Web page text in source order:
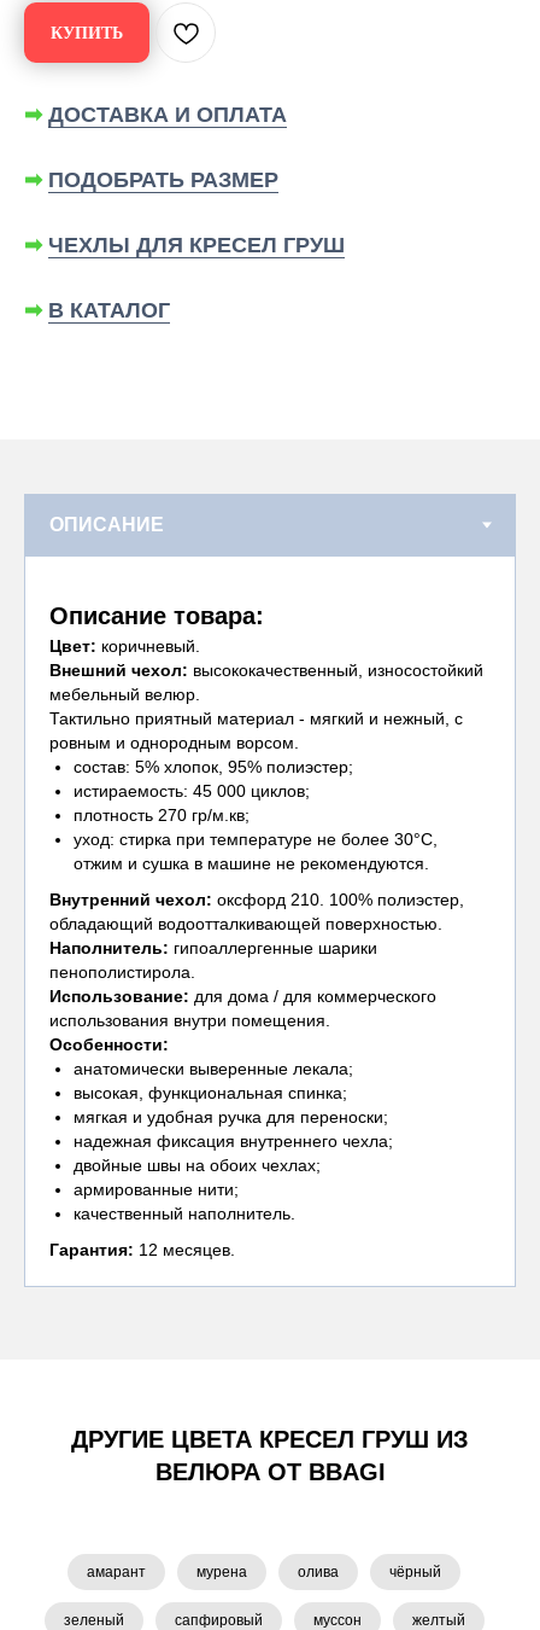
КУПИТЬ
➡ ДОСТАВКА И ОПЛАТА
➡ ПОДОБРАТЬ РАЗМЕР
➡ ЧЕХЛЫ ДЛЯ КРЕСЕЛ ГРУШ
➡ В КАТАЛОГ
Описание товара:
Цвет: коричневый.
Внешний чехол: высококачественный, износостойкий
мебельный велюр.
Тактильно приятный материал - мягкий и нежный, с
ровным и однородным ворсом.
состав: 5% хлопок, 95% полиэстер;
истираемость: 45 000 циклов;
плотность 270 гр/м.кв;
уход: стирка при температуре не более 30°С,
отжим и сушка в машине не рекомендуются.
Внутренний чехол: оксфорд 210. 100% полиэстер,
обладающий водоотталкивающей поверхностью.
Наполнитель: гипоаллергенные шарики
пенополистирола.
Использование: для дома / для коммерческого
использования внутри помещения.
Особенности:
анатомически выверенные лекала;
высокая, функциональная спинка;
мягкая и удобная ручка для переноски;
надежная фиксация внутреннего чехла;
двойные швы на обоих чехлах;
армированные нити;
качественный наполнитель.
Гарантия: 12 месяцев.
ДРУГИЕ ЦВЕТА КРЕСЕЛ ГРУШ ИЗ
ВЕЛЮРА ОТ BBAGI
амарант мурена олива чёрный
зеленый сапфировый муссон желтый